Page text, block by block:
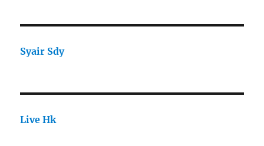
Syair Sdy
Live Hk